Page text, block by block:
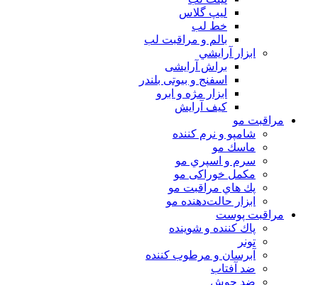
لیپ گلاس
خط لب
بالم و مراقبت لب
ابزار آرايشي
براش آرایشی
اسفنج و بیوتی بلندر
ابزار مژه و ابرو
کیف آرایش
مراقبت مو
شامپو و نرم كننده
ماسك مو
سرم و اسپري مو
مكمل خوراكی مو
پك هاي مراقبت مو
ابزار حالت‌دهنده مو
مراقبت پوست
پاك كننده و شوينده
تونر
آبرسان و مرطوب كننده
ضد آفتاب
ضد جوش